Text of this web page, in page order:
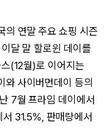
의 연말 주요 쇼핑 시즌
달 말 할로윈 데이를
(12월)로 이어지는
와 사이버먼데이 등의
7월 프라임 데이에서
31.5%, 판매량에서